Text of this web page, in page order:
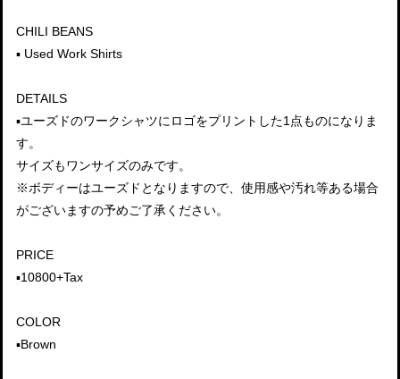
CHILI BEANS
▪️ Used Work Shirts
DETAILS
▪️ユーズドのワークシャツにロゴをプリントした1点ものになりま
す。
サイズもワンサイズのみです。
※ボディーはユーズドとなりますので、使用感や汚れ等ある場合
がございますの予めご了承ください。
PRICE
▪️10800+Tax
COLOR
▪️Brown